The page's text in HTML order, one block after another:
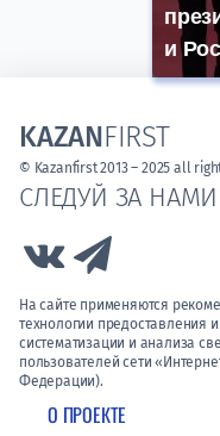
и
О ПРОЕКТЕ
СЛЕДУЙ ЗА
Link to Vk
На сайте применяются
технологии предоставления
систематизации и анализа
пользователей сети
Федерации).
KAZANFIRST
© Kazanfirst 2013 – 2025 all